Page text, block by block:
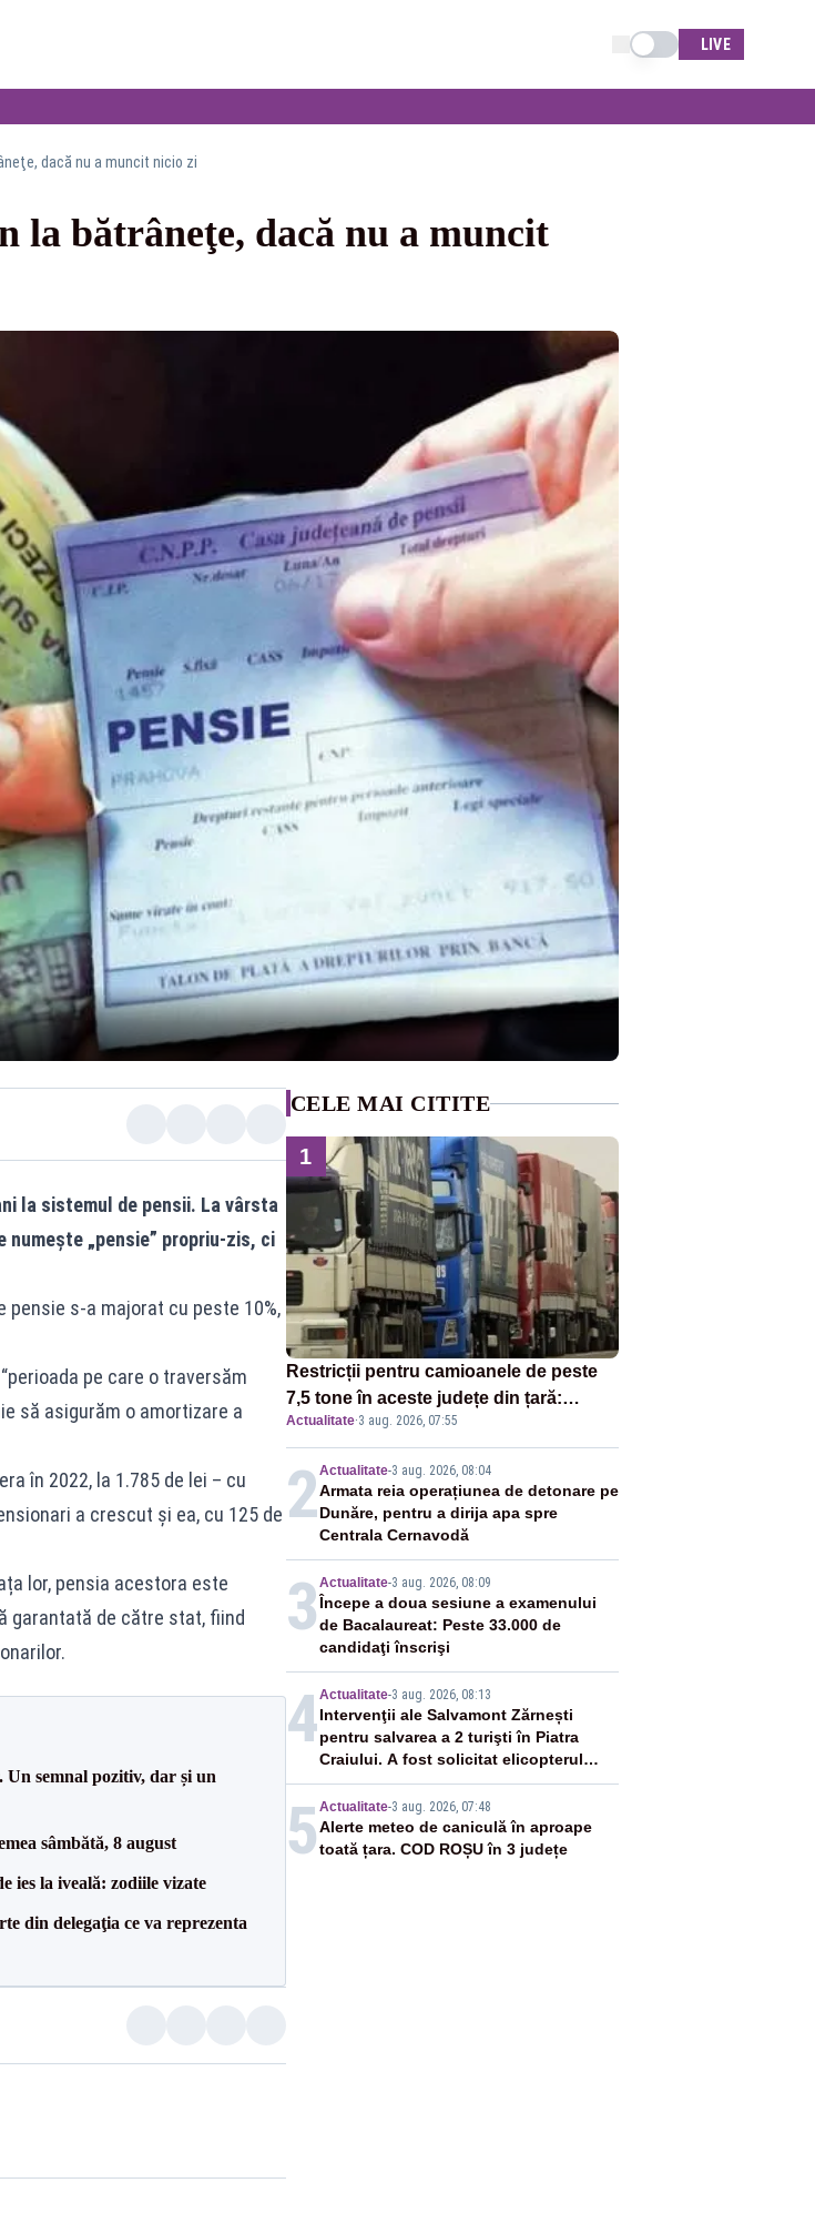
Schimba tema
LIVE
dacă nu a muncit nicio zi
la bătrâneţe, dacă nu a muncit
la sistemul de pensii. La vârsta
„pensie” propriu-zis, ci
pensie s-a majorat cu peste 10%,
pe care o traversăm
să asigurăm o amortizare a
în 2022, la 1.785 de lei – cu
a crescut și ea, cu 125 de
lor, pensia acestora este
garantată de către stat, fiind
semnal pozitiv, dar și un
sâmbătă, 8 august
ies la iveală: zodiile vizate
din delegaţia ce va reprezenta
CELE MAI CITITE
1
Restricții pentru camioanele de peste
7,5 tone în aceste județe din țară:
circulația este interzisă luni, între orele
12:00 și 20:00
Actualitate·3 aug. 2026, 07:55
2Actualitate-3 aug. 2026, 08:04
Armata reia operațiunea de detonare pe
Dunăre, pentru a dirija apa spre
Centrala Cernavodă
3 Actualitate-3 aug. 2026, 08:09
Începe a doua sesiune a examenului
de Bacalaureat: Peste 33.000 de
candidaţi înscrişi
4Actualitate-3 aug. 2026, 08:13
Intervenţii ale Salvamont Zărnești
pentru salvarea a 2 turişti în Piatra
Craiului. A fost solicitat elicopterul
SMURD
5 Actualitate-3 aug. 2026, 07:48
Alerte meteo de caniculă în aproape
toată țara. COD ROȘU în 3 județe